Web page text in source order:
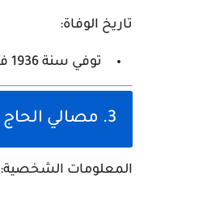
تاريخ الوفاة:
توفي سنة 1936 في سوريا.
3. مصالي الحاج (1898 - 1974)
المعلومات الشخصية: